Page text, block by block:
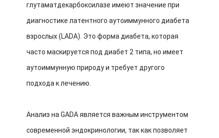
глутаматдекарбоксилазе имеют значение при
диагностике латентного аутоиммунного диабета
взрослых (LADA). Это форма диабета, которая
часто маскируется под диабет 2 типа, но имеет
аутоиммунную природу и требует другого
подхода к лечению.
Анализ на GADA является важным инструментом
современной эндокринологии, так как позволяет